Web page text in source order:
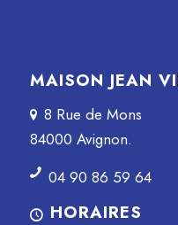
MAISON JEAN
8 Rue de Mons
84000 Avignon.
04 90 86 59 64
HORAIRES